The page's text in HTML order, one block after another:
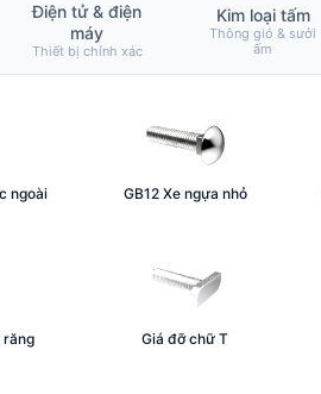
Điện tử & điện
máy
Thiết bị chính xác
Kim loại tấm
Thông gió & sưởi
ấm
ngoài
GB12 Xe ngựa nhỏ
răng Giá đỡ chữ T